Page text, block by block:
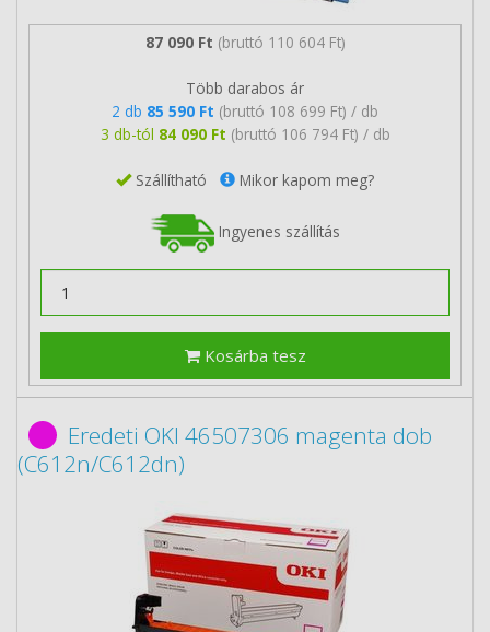
87 090 Ft (bruttó 110 604 Ft)
Több darabos ár
2 db 85 590 Ft (bruttó 108 699 Ft) / db
3 db-tól 84 090 Ft (bruttó 106 794 Ft) / db
Szállítható Mikor kapom meg?
Ingyenes szállítás
Kosárba tesz
Eredeti OKI 46507306 magenta dob
(C612n/C612dn)